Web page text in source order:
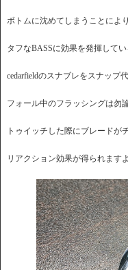
ボトムに沈めてしまうことによ
タフなBASSに効果を発揮してい
cedarfieldのスナブレをスナップ
フォール中のフラッシングは勿
トゥイッチした際にブレードが
リアクション効果が得られます